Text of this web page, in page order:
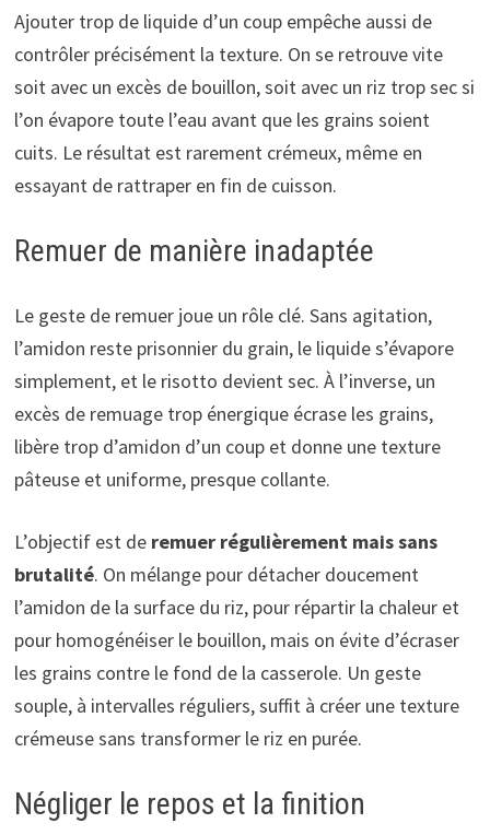
Ajouter trop de liquide d’un coup empêche aussi de
contrôler précisément la texture. On se retrouve vite
soit avec un excès de bouillon, soit avec un riz trop sec si
l’on évapore toute l’eau avant que les grains soient
cuits. Le résultat est rarement crémeux, même en
essayant de rattraper en fin de cuisson.
Remuer de manière inadaptée
Le geste de remuer joue un rôle clé. Sans agitation,
l’amidon reste prisonnier du grain, le liquide s’évapore
simplement, et le risotto devient sec. À l’inverse, un
excès de remuage trop énergique écrase les grains,
libère trop d’amidon d’un coup et donne une texture
pâteuse et uniforme, presque collante.
L’objectif est de remuer régulièrement mais sans
brutalité. On mélange pour détacher doucement
l’amidon de la surface du riz, pour répartir la chaleur et
pour homogénéiser le bouillon, mais on évite d’écraser
les grains contre le fond de la casserole. Un geste
souple, à intervalles réguliers, suffit à créer une texture
crémeuse sans transformer le riz en purée.
Négliger le repos et la finition